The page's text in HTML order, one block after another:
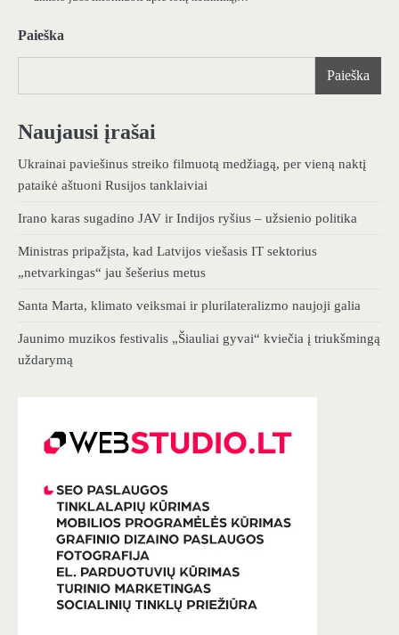
Paieška
Paieška
Naujausi įrašai
Ukrainai paviešinus streiko filmuotą medžiagą, per vieną naktį
pataikė aštuoni Rusijos tanklaiviai
Irano karas sugadino JAV ir Indijos ryšius – užsienio politika
Ministras pripažįsta, kad Latvijos viešasis IT sektorius
„netvarkingas“ jau šešerius metus
Santa Marta, klimato veiksmai ir plurilateralizmo naujoji galia
Jaunimo muzikos festivalis „Šiauliai gyvai“ kviečia į triukšmingą
uždarymą